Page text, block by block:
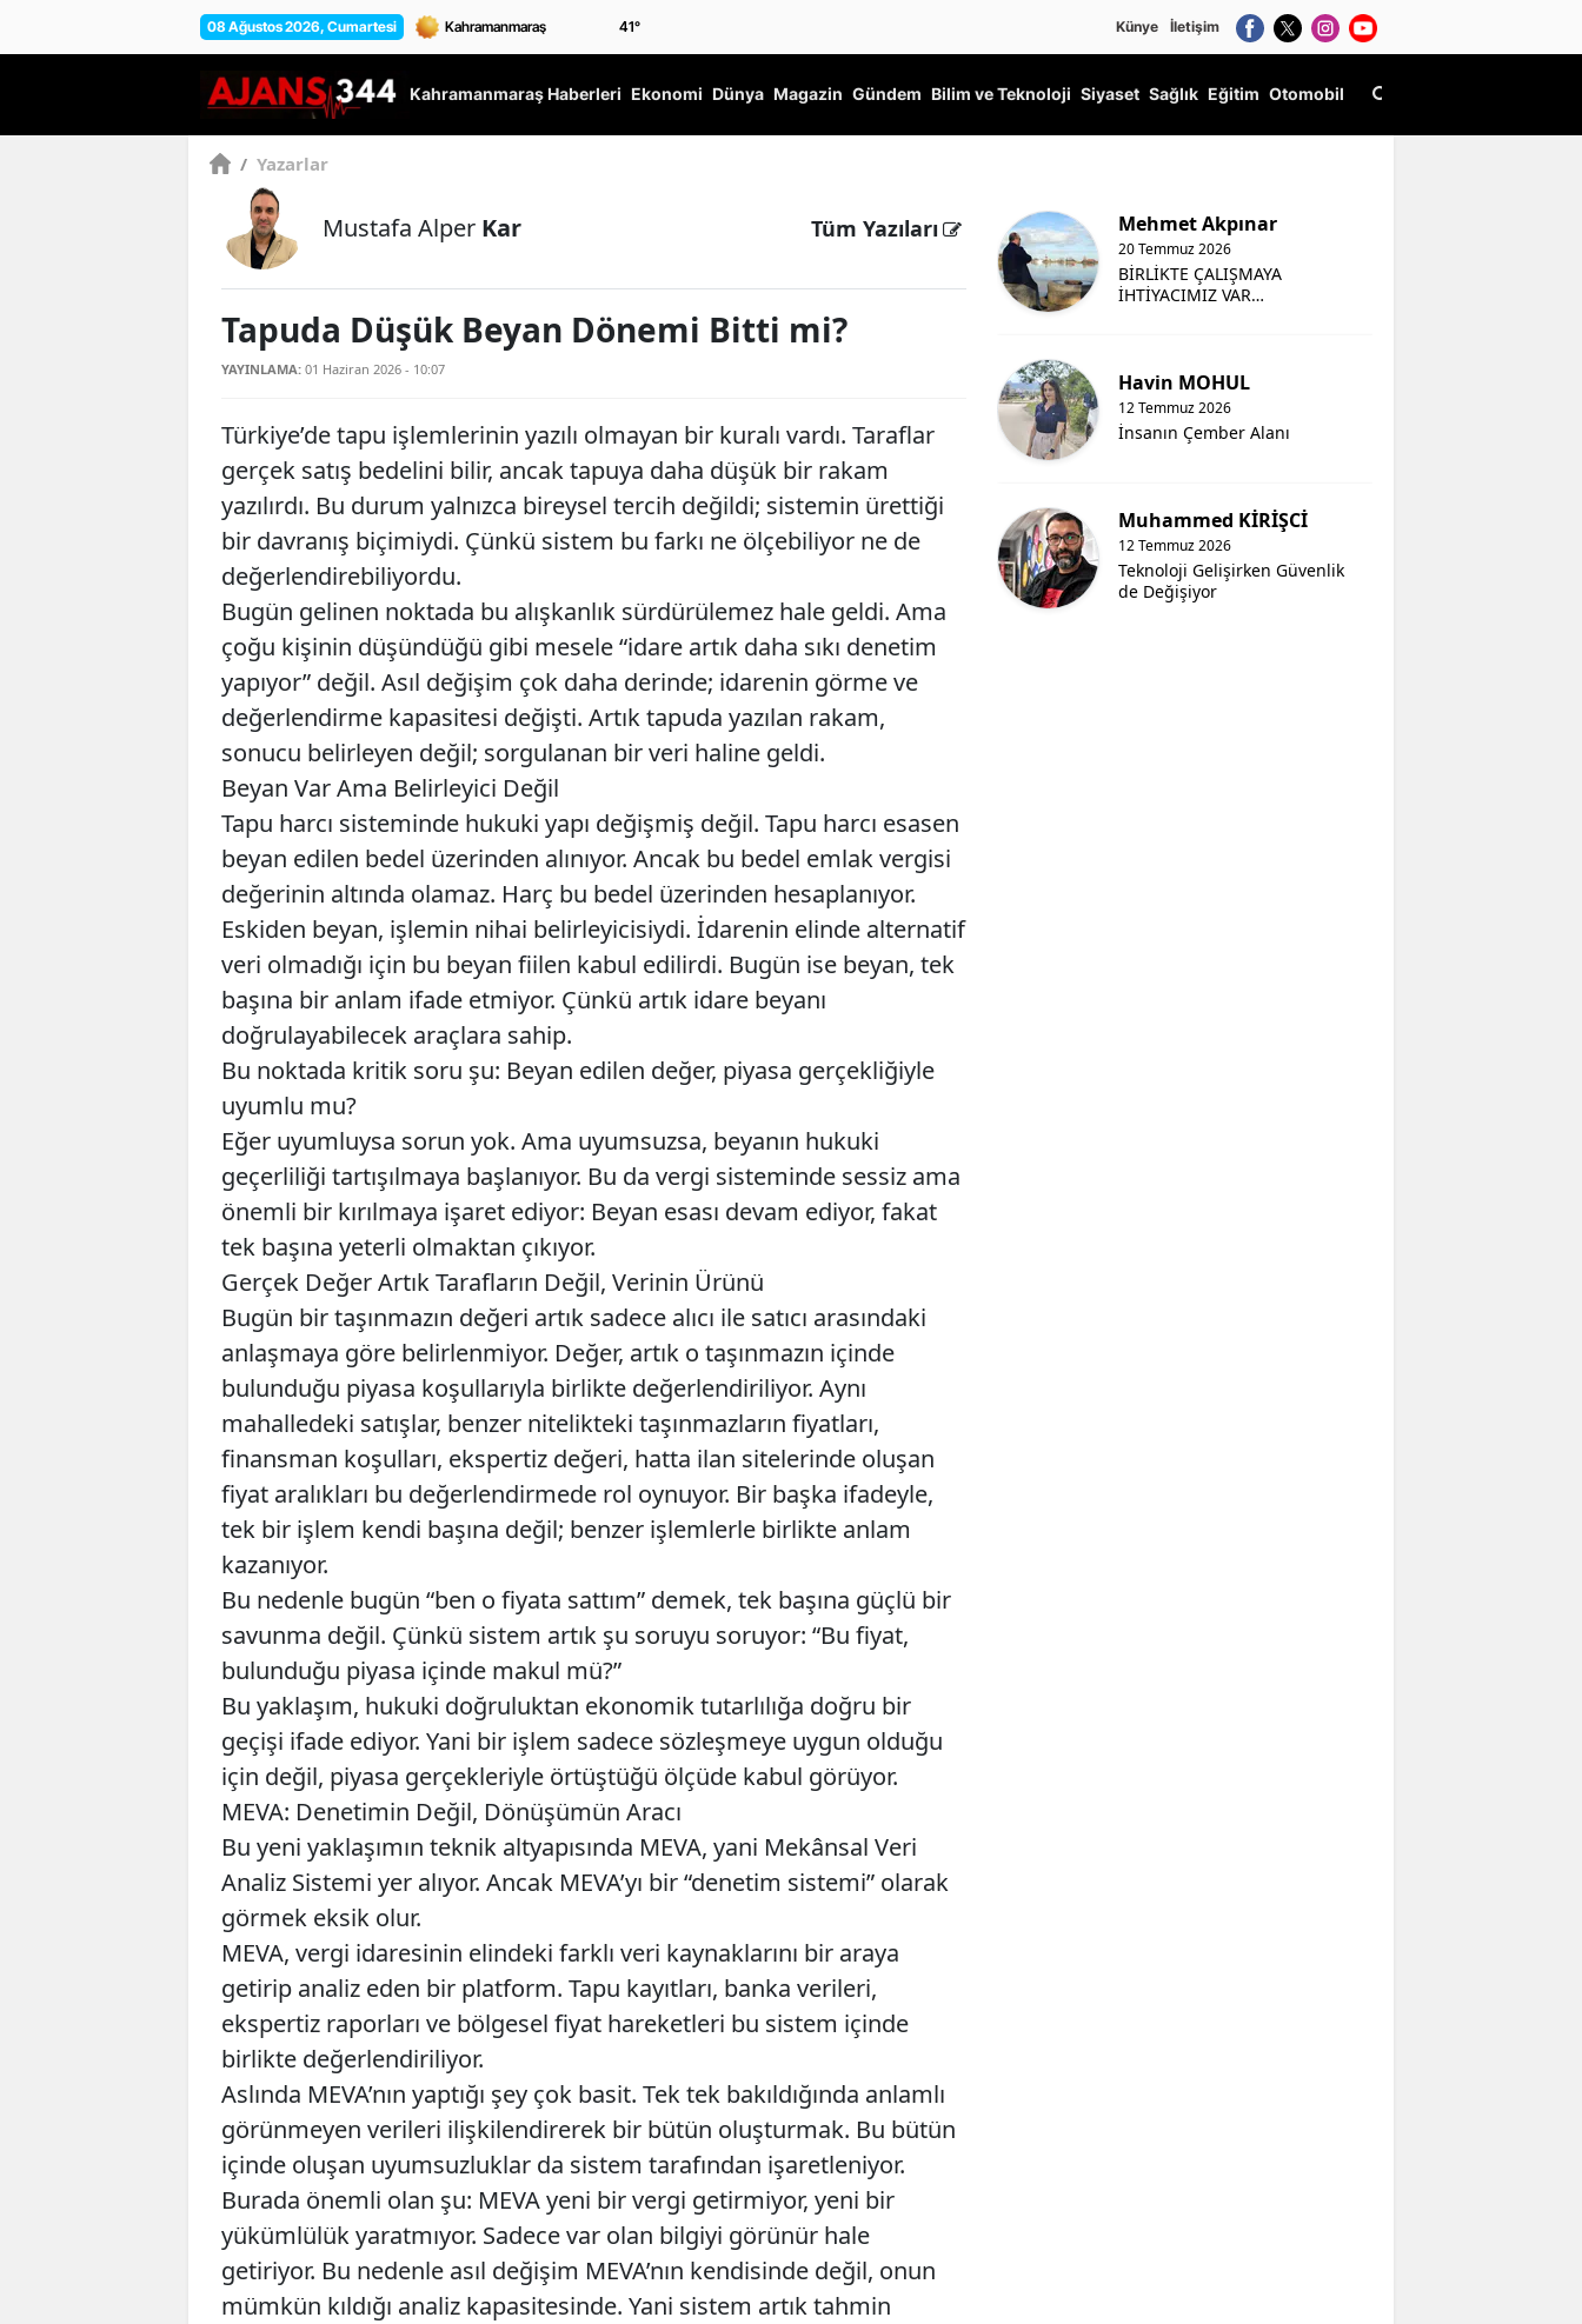
08 Ağustos 2026, Cumartesi 41° Künye İletişim
Kahramanmaraş Haberleri Ekonomi Dünya Magazin Gündem Bilim ve Teknoloji Siyaset Sağlık Eğitim Otomobil
/ Yazarlar
Mustafa Alper Kar Tüm Yazıları
Tapuda Düşük Beyan Dönemi Bitti mi?
YAYINLAMA: 01 Haziran 2026 - 10:07
Türkiye’de tapu işlemlerinin yazılı olmayan bir kuralı vardı. Taraflar
gerçek satış bedelini bilir, ancak tapuya daha düşük bir rakam
yazılırdı. Bu durum yalnızca bireysel tercih değildi; sistemin ürettiği
bir davranış biçimiydi. Çünkü sistem bu farkı ne ölçebiliyor ne de
değerlendirebiliyordu.
Bugün gelinen noktada bu alışkanlık sürdürülemez hale geldi. Ama
çoğu kişinin düşündüğü gibi mesele “idare artık daha sıkı denetim
yapıyor” değil. Asıl değişim çok daha derinde; idarenin görme ve
değerlendirme kapasitesi değişti. Artık tapuda yazılan rakam,
sonucu belirleyen değil; sorgulanan bir veri haline geldi.
Beyan Var Ama Belirleyici Değil
Tapu harcı sisteminde hukuki yapı değişmiş değil. Tapu harcı esasen
beyan edilen bedel üzerinden alınıyor. Ancak bu bedel emlak vergisi
değerinin altında olamaz. Harç bu bedel üzerinden hesaplanıyor.
Eskiden beyan, işlemin nihai belirleyicisiydi. İdarenin elinde alternatif
veri olmadığı için bu beyan fiilen kabul edilirdi. Bugün ise beyan, tek
başına bir anlam ifade etmiyor. Çünkü artık idare beyanı
doğrulayabilecek araçlara sahip.
Bu noktada kritik soru şu: Beyan edilen değer, piyasa gerçekliğiyle
uyumlu mu?
Eğer uyumluysa sorun yok. Ama uyumsuzsa, beyanın hukuki
geçerliliği tartışılmaya başlanıyor. Bu da vergi sisteminde sessiz ama
önemli bir kırılmaya işaret ediyor: Beyan esası devam ediyor, fakat
tek başına yeterli olmaktan çıkıyor.
Gerçek Değer Artık Tarafların Değil, Verinin Ürünü
Bugün bir taşınmazın değeri artık sadece alıcı ile satıcı arasındaki
anlaşmaya göre belirlenmiyor. Değer, artık o taşınmazın içinde
bulunduğu piyasa koşullarıyla birlikte değerlendiriliyor. Aynı
mahalledeki satışlar, benzer nitelikteki taşınmazların fiyatları,
finansman koşulları, ekspertiz değeri, hatta ilan sitelerinde oluşan
fiyat aralıkları bu değerlendirmede rol oynuyor. Bir başka ifadeyle,
tek bir işlem kendi başına değil; benzer işlemlerle birlikte anlam
kazanıyor.
Bu nedenle bugün “ben o fiyata sattım” demek, tek başına güçlü bir
savunma değil. Çünkü sistem artık şu soruyu soruyor: “Bu fiyat,
bulunduğu piyasa içinde makul mü?”
Bu yaklaşım, hukuki doğruluktan ekonomik tutarlılığa doğru bir
geçişi ifade ediyor. Yani bir işlem sadece sözleşmeye uygun olduğu
için değil, piyasa gerçekleriyle örtüştüğü ölçüde kabul görüyor.
MEVA: Denetimin Değil, Dönüşümün Aracı
Bu yeni yaklaşımın teknik altyapısında MEVA, yani Mekânsal Veri
Analiz Sistemi yer alıyor. Ancak MEVA’yı bir “denetim sistemi” olarak
görmek eksik olur.
MEVA, vergi idaresinin elindeki farklı veri kaynaklarını bir araya
getirip analiz eden bir platform. Tapu kayıtları, banka verileri,
ekspertiz raporları ve bölgesel fiyat hareketleri bu sistem içinde
birlikte değerlendiriliyor.
Aslında MEVA’nın yaptığı şey çok basit. Tek tek bakıldığında anlamlı
görünmeyen verileri ilişkilendirerek bir bütün oluşturmak. Bu bütün
içinde oluşan uyumsuzluklar da sistem tarafından işaretleniyor.
Burada önemli olan şu: MEVA yeni bir vergi getirmiyor, yeni bir
yükümlülük yaratmıyor. Sadece var olan bilgiyi görünür hale
getiriyor. Bu nedenle asıl değişim MEVA’nın kendisinde değil, onun
mümkün kıldığı analiz kapasitesinde. Yani sistem artık tahmin
Mehmet Akpınar
20 Temmuz 2026
BİRLİKTE ÇALIŞMAYA
İHTİYACIMIZ VAR…
Havin MOHUL
12 Temmuz 2026
İnsanın Çember Alanı
Muhammed KİRİŞCİ
12 Temmuz 2026
Teknoloji Gelişirken Güvenlik
de Değişiyor